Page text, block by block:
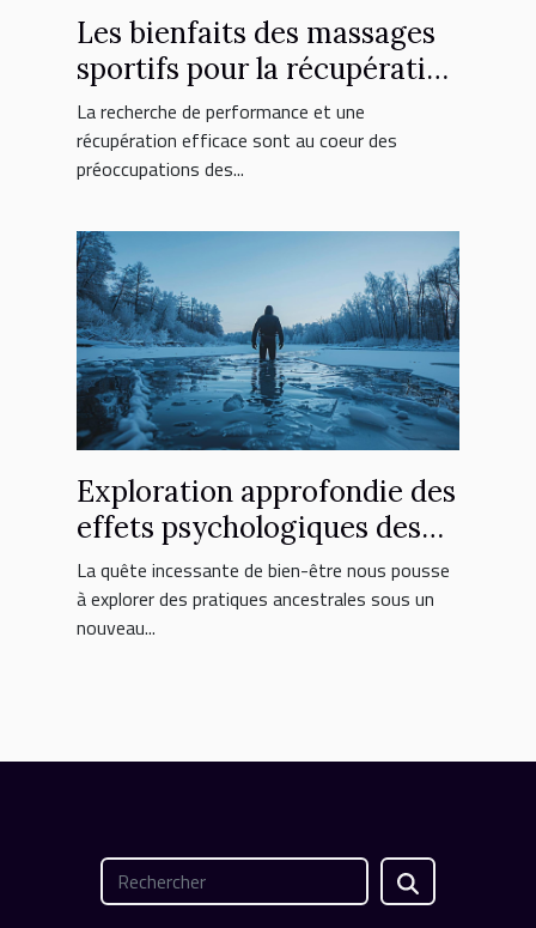
Les bienfaits des massages
sportifs pour la récupération
et la performance
La recherche de performance et une
récupération efficace sont au coeur des
préoccupations des...
Exploration approfondie des
effets psychologiques des
bains glacés
La quête incessante de bien-être nous pousse
à explorer des pratiques ancestrales sous un
nouveau...